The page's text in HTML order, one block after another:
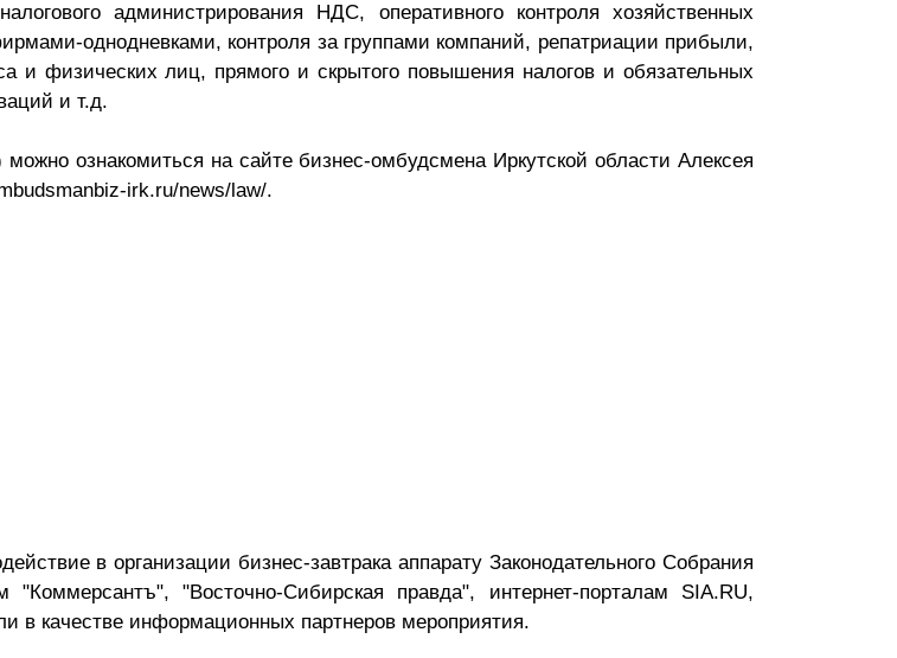
администрирования НДС, оперативного контроля хозяйственных
однодневками, контроля за группами компаний, репатриации прибыли,
и физических лиц, прямого и скрытого повышения налогов и обязательных
и т.д.
ознакомиться на сайте бизнес-омбудсмена Иркутской области Алексея
irk.ru/news/law/.
в организации бизнес-завтрака аппарату Законодательного Собрания
"Восточно-Сибирская правда", интернет-порталам SIA.RU,
в качестве информационных партнеров мероприятия.